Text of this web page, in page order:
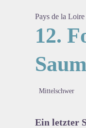
Pays de la Loire
12.
Mittelschwer
Ein letzter